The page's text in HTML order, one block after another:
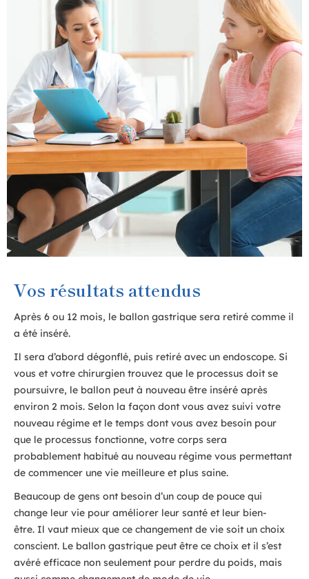
Vos résultats attendus
Après 6 ou 12 mois, le ballon gastrique sera retiré comme il
a été inséré.
Il sera d’abord dégonflé, puis retiré avec un endoscope. Si
vous et votre chirurgien trouvez que le processus doit se
poursuivre, le ballon peut à nouveau être inséré après
environ 2 mois. Selon la façon dont vous avez suivi votre
nouveau régime et le temps dont vous avez besoin pour
que le processus fonctionne, votre corps sera
probablement habitué au nouveau régime vous permettant
de commencer une vie meilleure et plus saine.
Beaucoup de gens ont besoin d’un coup de pouce qui
change leur vie pour améliorer leur santé et leur bien-
être. Il vaut mieux que ce changement de vie soit un choix
conscient. Le ballon gastrique peut être ce choix et il s’est
avéré efficace non seulement pour perdre du poids, mais